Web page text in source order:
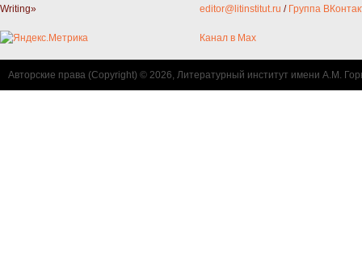
Writing»
editor@litinstitut.ru / Группа
Канал в Max
Авторские права (Copyright) © 2026, Литературный институт имени А.М.